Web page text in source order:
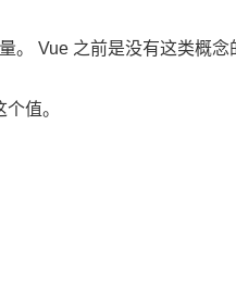
。 Vue 之前是没有这类概
值。